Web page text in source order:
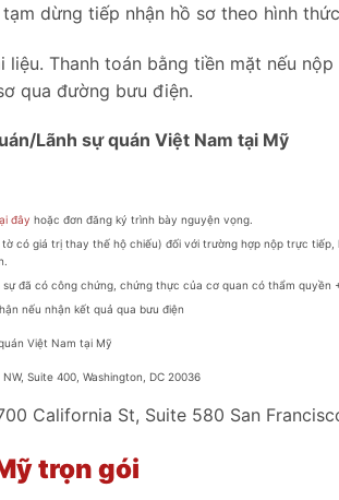
dừng tiếp nhận hồ sơ theo hình
Thanh toán bằng tiền mặt nếu
qua đường bưu điện.
Lãnh sự quán Việt Nam tại Mỹ
đây hoặc đơn đăng ký trình bày nguyện vọng.
có giá trị thay thế hộ chiếu) đối với trường hợp nộp trực tiếp,
đã có công chứng, chứng thực của cơ quan có thẩm quyền
nếu nhận kết quả qua bưu điện
Việt Nam tại Mỹ
Suite 400, Washington, DC 20036
California St, Suite 580 San
trọn gói